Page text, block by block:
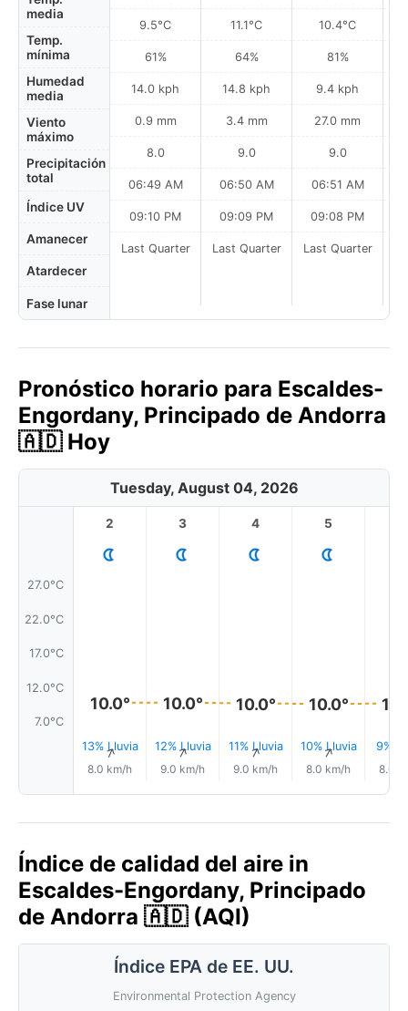
media
Temp.
mínima
Humedad
media
Viento
máximo
Precipitación
total
Índice UV
Amanecer
Atardecer
Fase lunar
9.5°C
61%
14.0 kph
0.9 mm
8.0
06:49 AM
09:10 PM
Last Quarter
11.1°C
64%
14.8 kph
3.4 mm
9.0
06:50 AM
09:09 PM
Last Quarter
10.4°C
81%
9.4 kph
27.0 mm
9.0
06:51 AM
09:08 PM
Last Quarter
Pronóstico horario para Escaldes-
Engordany, Principado de Andorra
🇦🇩 Hoy
Tuesday, August 04, 2026
27.0°C
22.0°C
17.0°C
12.0°C
7.0°C
2
10.0°
13% Lluvia
↑
8.0 km/h
3
10.0°
12% Lluvia
↑
9.0 km/h
4
10.0°
11% Lluvia
↑
9.0 km/h
5
10.0°
10% Lluvia
↑
8.0 km/h
9%
8.0
Índice de calidad del aire in
Escaldes-Engordany, Principado
de Andorra 🇦🇩 (AQI)
Índice EPA de EE. UU.
Environmental Protection Agency